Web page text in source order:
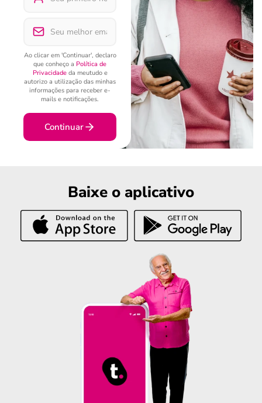
Ao clicar em 'Continuar', declaro
que conheço a Política de
Privacidadeda meutudo e
autorizo a utilização das minhas
informações para receber e-
mails e notificações.
Continuar
Baixe o aplicativo